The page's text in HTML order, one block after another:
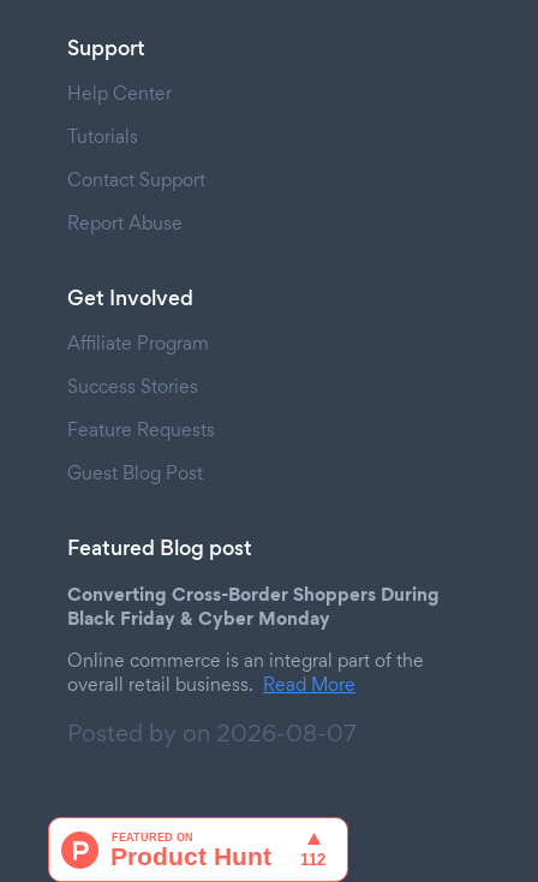
Support
Help Center
Tutorials
Contact Support
Report Abuse
Get Involved
Affiliate Program
Success Stories
Feature Requests
Guest Blog Post
Featured Blog post
Converting Cross-Border Shoppers During
Black Friday & Cyber Monday
Online commerce is an integral part of the
overall retail business. Read More
Posted by on 2026-08-07